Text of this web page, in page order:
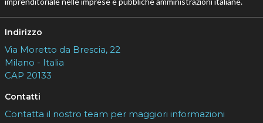
Indirizzo
Via Moretto da Brescia, 22
Milano - Italia
CAP 20133
Contatti
Contatta il nostro team per maggiori informazioni